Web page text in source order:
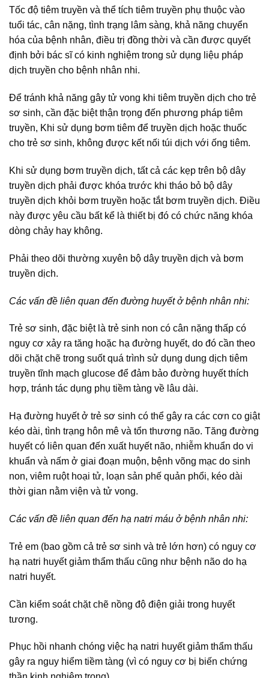
Tốc độ tiêm truyền và thể tích tiêm truyền phụ thuộc vào
tuổi tác, cân nặng, tình trạng lâm sàng, khả năng chuyển
hóa của bệnh nhân, điều trị đồng thời và cần được quyết
định bởi bác sĩ có kinh nghiệm trong sử dụng liệu pháp
dịch truyền cho bệnh nhân nhi.
Để tránh khả năng gây tử vong khi tiêm truyền dịch cho trẻ
sơ sinh, cần đặc biệt thận trọng đến phương pháp tiêm
truyền, Khi sử dụng bơm tiêm để truyền dịch hoặc thuốc
cho trẻ sơ sinh, không được kết nối túi dịch với ống tiêm.
Khi sử dụng bơm truyền dịch, tất cả các kẹp trên bộ dây
truyền dịch phải được khóa trước khi tháo bỏ bộ dây
truyền dịch khỏi bơm truyền hoặc tắt bơm truyền dịch. Điều
này được yêu cầu bất kể là thiết bị đó có chức năng khóa
dòng chảy hay không.
Phải theo dõi thường xuyên bộ dây truyền dịch và bơm
truyền dịch.
Các vấn đề liên quan đến đường huyết ở bệnh nhân nhi:
Trẻ sơ sinh, đặc biệt là trẻ sinh non có cân nặng thấp có
nguy cơ xảy ra tăng hoặc hạ đường huyết, do đó cần theo
dõi chặt chẽ trong suốt quá trình sử dụng dung dịch tiêm
truyền tĩnh mạch glucose để đảm bảo đường huyết thích
hợp, tránh tác dụng phụ tiềm tàng về lâu dài.
Hạ đường huyết ở trẻ sơ sinh có thể gây ra các cơn co giật
kéo dài, tình trạng hôn mê và tổn thương não. Tăng đường
huyết có liên quan đến xuất huyết não, nhiễm khuẩn do vi
khuẩn và nấm ở giai đoạn muộn, bệnh võng mạc do sinh
non, viêm ruột hoại tử, loạn sản phế quản phổi, kéo dài
thời gian nằm viện và tử vong.
Các vấn đề liên quan đến hạ natri máu ở bệnh nhân nhi:
Trẻ em (bao gồm cả trẻ sơ sinh và trẻ lớn hơn) có nguy cơ
hạ natri huyết giảm thẩm thấu cũng như bệnh não do hạ
natri huyết.
Cần kiểm soát chặt chẽ nồng độ điện giải trong huyết
tương.
Phục hồi nhanh chóng việc hạ natri huyết giảm thẩm thấu
gây ra nguy hiểm tiềm tàng (vì có nguy cơ bị biến chứng